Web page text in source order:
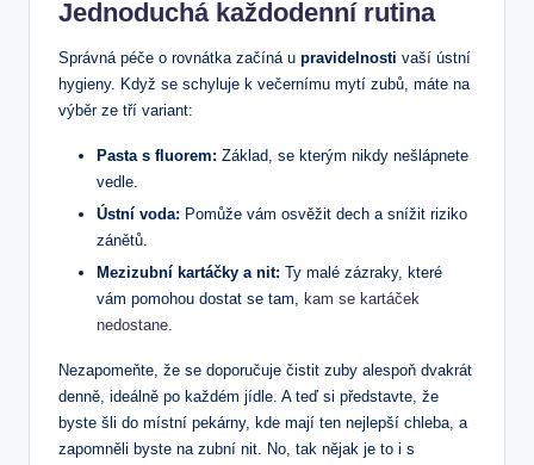
Jednoduchá každodenní rutina
Správná péče o rovnátka začíná u pravidelnosti vaší ústní
hygieny. Když se schyluje k večernímu mytí zubů, máte na
výběr ze tří variant:
Pasta s fluorem: Základ, se kterým nikdy nešlápnete
vedle.
Ústní voda: Pomůže vám osvěžit dech a snížit riziko
zánětů.
Mezizubní kartáčky a nit: Ty malé zázraky, které
vám pomohou dostat se tam, kam se kartáček
nedostane.
Nezapomeňte, že se doporučuje čistit zuby alespoň dvakrát
denně, ideálně po každém jídle. A teď si představte, že
byste šli do místní pekárny, kde mají ten nejlepší chleba, a
zapomněli byste na zubní nit. No, tak nějak je to i s